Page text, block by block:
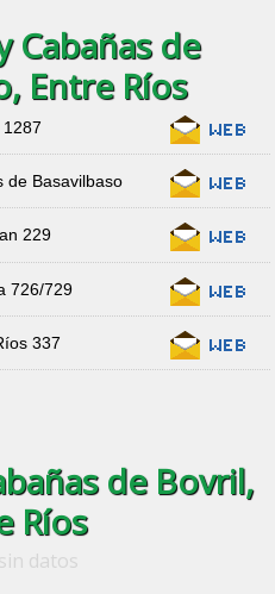
Cabañas de
Entre Ríos
1287
de Basavilbaso
229
726/729
337
de Bovril,
Ríos
datos